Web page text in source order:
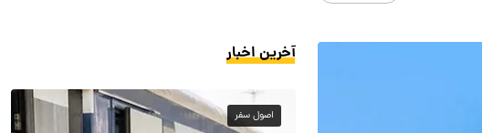
آخرین اخبار
اصول سفر